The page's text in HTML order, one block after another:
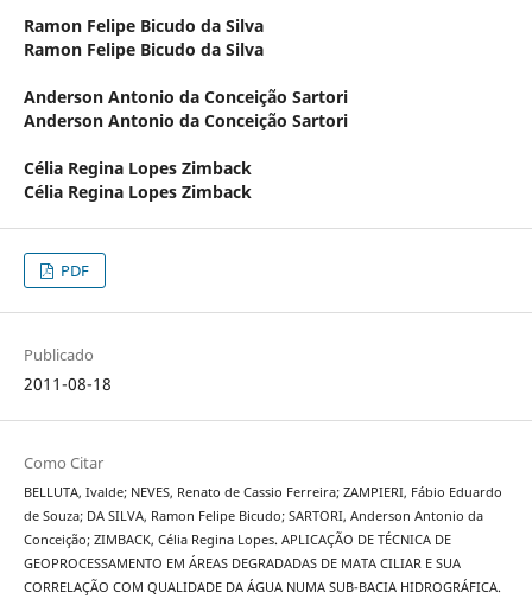
Ramon Felipe Bicudo da Silva
Ramon Felipe Bicudo da Silva
Anderson Antonio da Conceição Sartori
Anderson Antonio da Conceição Sartori
Célia Regina Lopes Zimback
Célia Regina Lopes Zimback
PDF
Publicado
2011-08-18
Como Citar
BELLUTA, Ivalde; NEVES, Renato de Cassio Ferreira; ZAMPIERI, Fábio Eduardo
de Souza; DA SILVA, Ramon Felipe Bicudo; SARTORI, Anderson Antonio da
Conceição; ZIMBACK, Célia Regina Lopes. APLICAÇÃO DE TÉCNICA DE
GEOPROCESSAMENTO EM ÁREAS DEGRADADAS DE MATA CILIAR E SUA
CORRELAÇÃO COM QUALIDADE DA ÁGUA NUMA SUB-BACIA HIDROGRÁFICA.